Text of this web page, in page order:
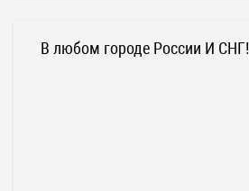
В любом городе России И СНГ!